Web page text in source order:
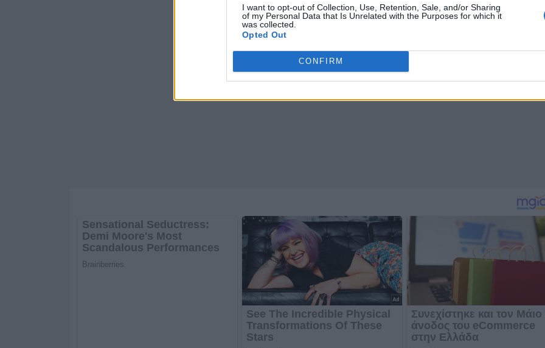
I want to opt-out of Collection, Use, Retention, Sale, and/or Sharing
of my Personal Data that Is Unrelated with the Purposes for which it
was collected.
Opted Out
CONFIRM